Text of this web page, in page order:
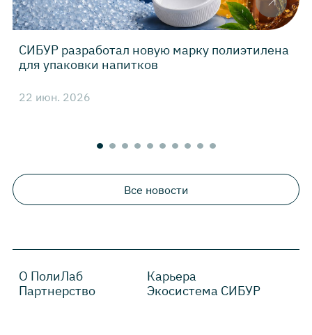
СИБУР разработал новую марку полиэтилена
для упаковки напитков
22 июн. 2026
Все новости
О ПолиЛаб
Карьера
Партнерство
Экосистема СИБУР